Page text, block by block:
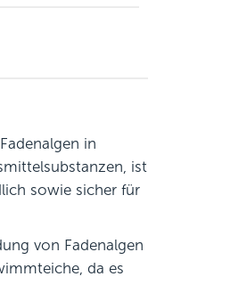
in
ist
sowie sicher für
von Fadenalgen
da es